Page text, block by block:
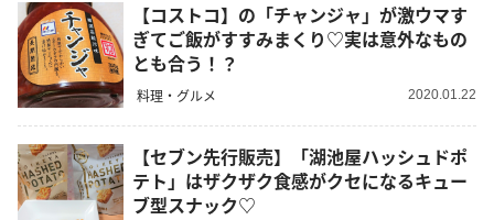
【コストコ】の「チャンジャ」が激ウマす
ぎてご飯がすすみまくり♡実は意外なもの
とも合う！？
料理・グルメ 2020.01.22
【セブン先行販売】「湖池屋ハッシュドポ
テト」はザクザク食感がクセになるキュー
ブ型スナック♡